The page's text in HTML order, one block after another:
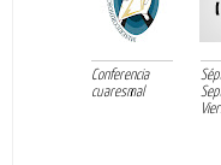
Conferencia
cuaresmal